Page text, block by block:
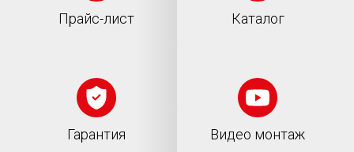
Прайс-лист Каталог
Гарантия Видео монтаж